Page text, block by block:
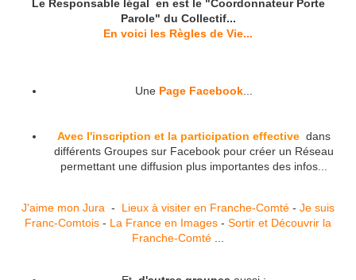
Le Responsable légal en est le "Coordonnateur Porte
Parole" du Collectif...
En voici les Règles de Vie...
Une Page Facebook
Avec l'inscription et la participation effective dans
différents Groupes sur Facebook pour créer un Réseau
permettant une diffusion plus importantes des infos...
J'aime mon Jura - Lieux à visiter en Franche-Comté - Je suis
Franc-Comtois - La France en Images - Sortir et Découvrir la
Franche-Comté